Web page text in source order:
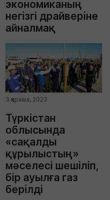
экономиканың
негізгі драйверіне
айналмақ
3 қараша, 2023
Түркістан
облысында
«сақалды
құрылыстың»
мәселесі шешіліп,
бір ауылға газ
берілді